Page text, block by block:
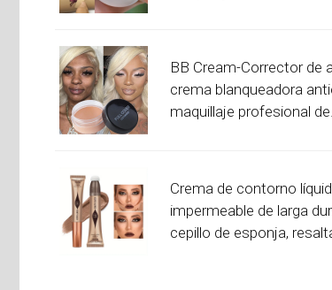
BB Cream-Corrector de
crema blanqueadora
maquillaje profesional de...
Crema de contorno
impermeable de larga
cepillo de esponja,